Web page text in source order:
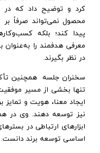
کرد و توضیح داد که در
محصول نمی‌تواند صرفاً بر
پیدا کند؛ بلکه
معرفی هدفمند را
در نظر بگیرند.
سخنران جلسه همچنین
تنها بخشی از مسیر
ایجاد معنا، هویت و
نیز توسعه دهند. وی در
ابزارهای ارتباطی در
اساسی توسعه برند دانست.